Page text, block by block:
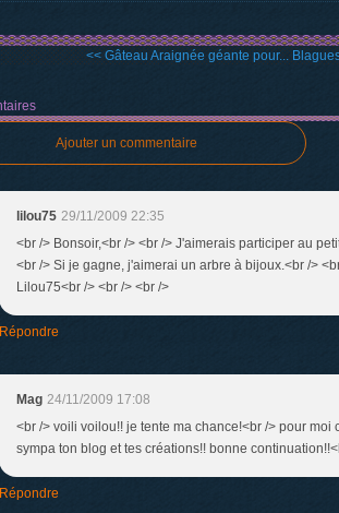
<< Gâteau Araignée géante pour...
Ajouter un commentaire
lilou75 29/11/2009 22:35
<br /> Bonsoir,<br /> <br /> J'aimerais participer au
<br /> Si je gagne, j'aimerai un arbre à bijoux.<br />
Lilou75<br /> <br /> <br />
Répondre
Mag 24/11/2009 17:08
<br /> voili voilou!! je tente ma chance!<br /> pour
sympa ton blog et tes créations!! bonne
Répondre